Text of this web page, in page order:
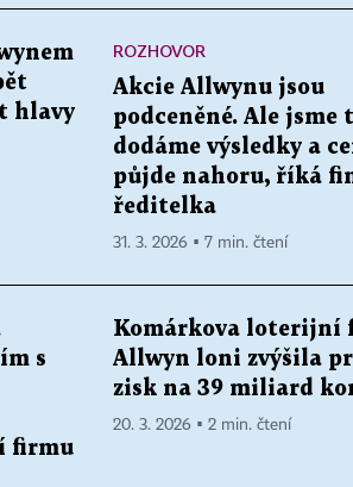
hlavy
ROZHOVOR
Akcie Allwynu jsou
podceněné. Ale jsme
dodáme výsledky a
půjde nahoru, říká
ředitelka
31. 3. 2026 ▪ 7 min. čtení
s
firmu
Komárkova loterijní
Allwyn loni zvýšila
zisk na 39 miliard
20. 3. 2026 ▪ 2 min. čtení